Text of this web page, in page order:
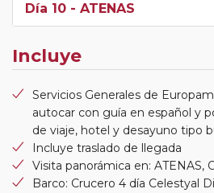
Día 10 - ATENAS
Incluye
Servicios Generales de
autocar con guía en español y
de viaje, hotel y desayuno tipo
Incluye traslado de llegada
Visita panorámica en: ATENAS,
Barco: Crucero 4 día Celestyal